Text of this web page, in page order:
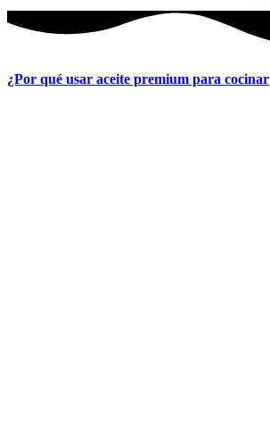
¿Por qué usar aceite premium para cocinar